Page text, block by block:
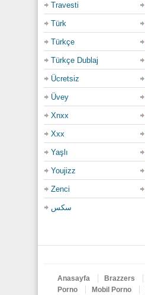
Travesti
Türk
Türkçe
Türkçe Dublaj
Ücretsiz
Üvey
Xnxx
Xxx
Yaşlı
Youjizz
Zenci
سكس
Anasayfa Brazzers
Porno
Mobil Porno